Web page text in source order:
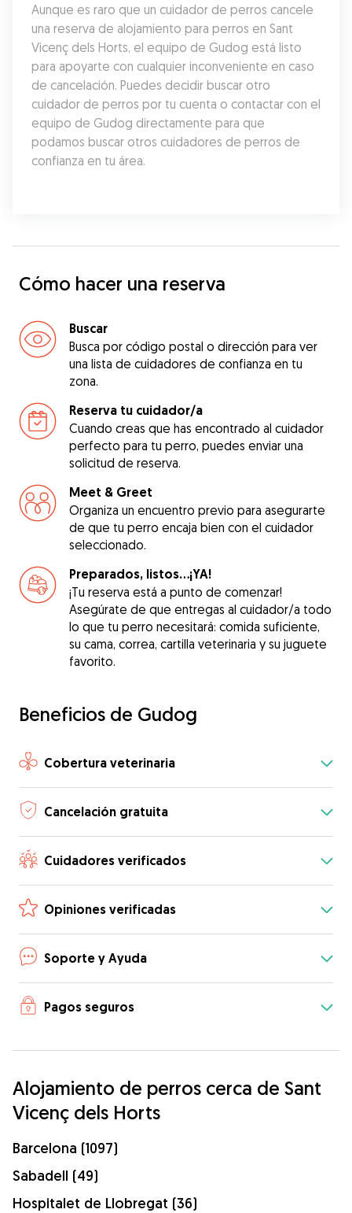
Aunque es raro que un cuidador de perros cancele
una reserva de alojamiento para perros en Sant
Vicenç dels Horts, el equipo de Gudog está listo
para apoyarte con cualquier inconveniente en caso
de cancelación. Puedes decidir buscar otro
cuidador de perros por tu cuenta o contactar con el
equipo de Gudog directamente para que
podamos buscar otros cuidadores de perros de
confianza en tu área.
Cómo hacer una reserva
Buscar
Busca por código postal o dirección para ver
una lista de cuidadores de confianza en tu
zona.
Reserva tu cuidador/a
Cuando creas que has encontrado al cuidador
perfecto para tu perro, puedes enviar una
solicitud de reserva.
Meet & Greet
Organiza un encuentro previo para asegurarte
de que tu perro encaja bien con el cuidador
seleccionado.
Preparados, listos...¡YA!
¡Tu reserva está a punto de comenzar!
Asegúrate de que entregas al cuidador/a todo
lo que tu perro necesitará: comida suficiente,
su cama, correa, cartilla veterinaria y su juguete
favorito.
Beneficios de Gudog
Cobertura veterinaria
Cancelación gratuita
Cuidadores verificados
Opiniones verificadas
Soporte y Ayuda
Pagos seguros
Alojamiento de perros cerca de Sant
Vicenç dels Horts
Barcelona (1097)
Sabadell (49)
Hospitalet de Llobregat (36)